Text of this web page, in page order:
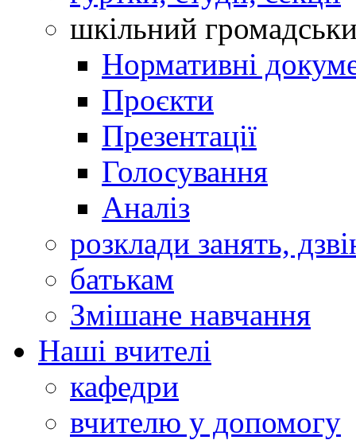
шкільний
Нормативні
Проєкти
Презентації
Голосування
Аналіз
розклади занять,
батькам
Змішане навчання
Наші вчителі
кафедри
вчителю у допомогу